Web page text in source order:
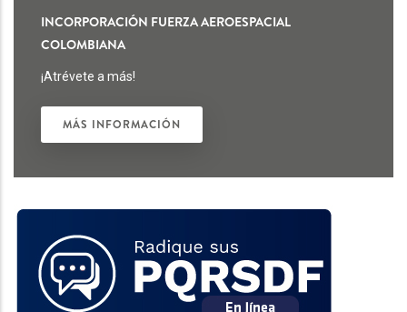
INCORPORACIÓN FUERZA AEROESPACIAL
COLOMBIANA
¡Atrévete a más!
MÁS INFORMACIÓN